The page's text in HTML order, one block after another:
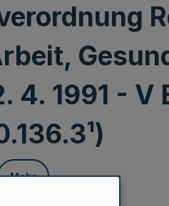
4. 1991 - V
Mehr